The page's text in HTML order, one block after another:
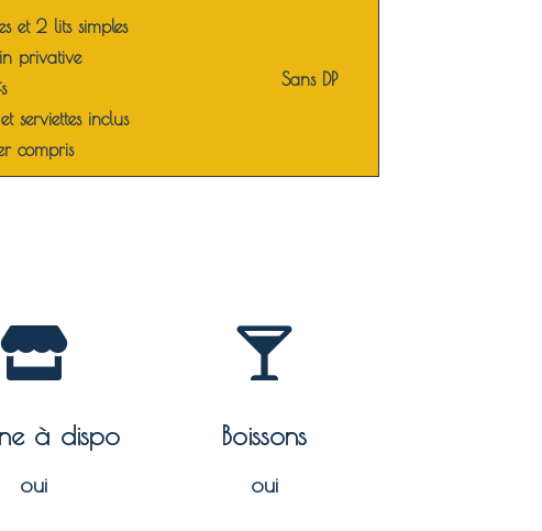
et 2 lits simples
privative
serviettes inclus
compris
Sans DP
à dispo
oui
Boissons
oui